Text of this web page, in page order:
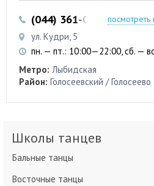
(044) 361-09-51 (067)
ул. Кудри, 5
пн. — пт.: 10:00—22:00, сб. —
Метро: Лыбидская
Район: Голосеевский / Голосеево
Школы танцев
Бальные танцы
Восточные танцы